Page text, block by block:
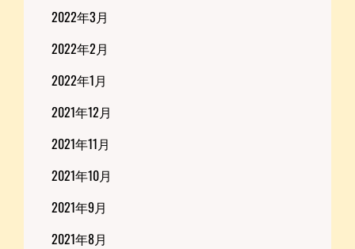
2022年3月
2022年2月
2022年1月
2021年12月
2021年11月
2021年10月
2021年9月
2021年8月